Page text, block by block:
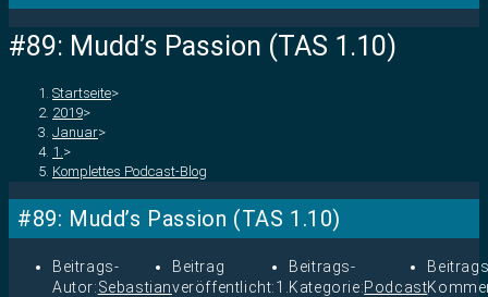
#89: Mudd’s Passion (TAS 1.10)
Startseite>
2019>
Januar>
1. >
Komplettes Podcast-Blog
#89: Mudd’s Passion (TAS 1.10)
Beitrags-
Autor:Sebastian
Beitrag
veröffentlicht:1.
Beitrags-
Kategorie:Podcast